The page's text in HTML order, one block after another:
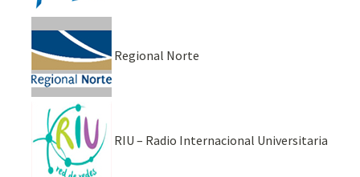
Regional Norte
RIU – Radio Internacional Universitaria